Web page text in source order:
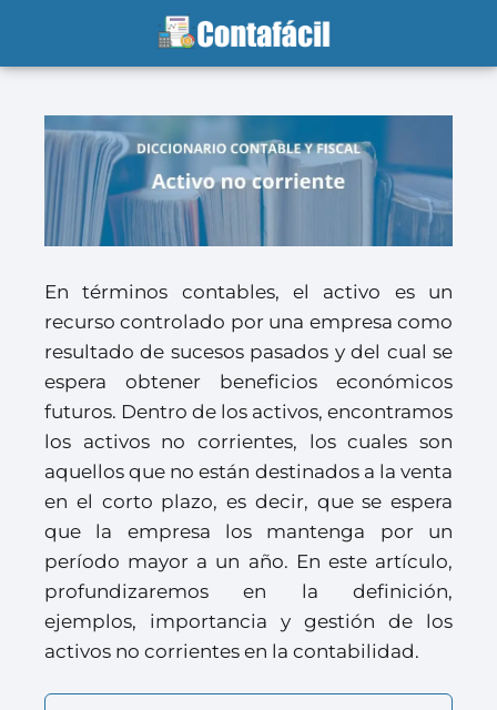
En términos contables, el activo es un
recurso controlado por una empresa como
resultado de sucesos pasados y del cual se
espera obtener beneficios económicos
futuros. Dentro de los activos, encontramos
los activos no corrientes, los cuales son
aquellos que no están destinados a la venta
en el corto plazo, es decir, que se espera
que la empresa los mantenga por un
período mayor a un año. En este artículo,
profundizaremos en la definición,
ejemplos, importancia y gestión de los
activos no corrientes en la contabilidad.